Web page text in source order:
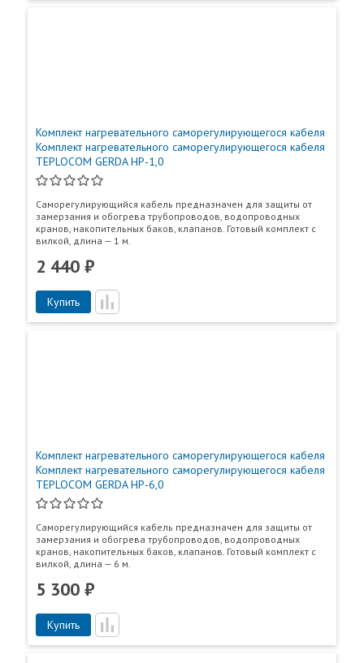
Комплект нагревательного саморегулирующегося кабеля
Комплект нагревательного саморегулирующегося кабеля
TEPLOCOM GERDA HP-1,0
Саморегулирующийся кабель предназначен для защиты от
замерзания и обогрева трубопроводов, водопроводных
кранов, накопительных баков, клапанов. Готовый комплект с
вилкой, длина — 1 м.
2 440 ₽
Купить
Комплект нагревательного саморегулирующегося кабеля
Комплект нагревательного саморегулирующегося кабеля
TEPLOCOM GERDA HP-6,0
Саморегулирующийся кабель предназначен для защиты от
замерзания и обогрева трубопроводов, водопроводных
кранов, накопительных баков, клапанов. Готовый комплект с
вилкой, длина — 6 м.
5 300 ₽
Купить